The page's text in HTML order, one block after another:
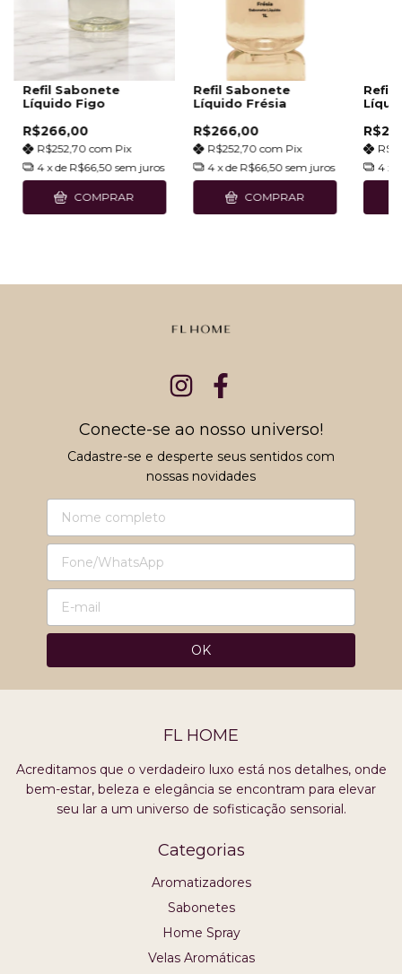
Refil Sabonete
Líquido Figo
R$266,00
R$252,70 com Pix
4 x de R$66,50 sem juros
COMPRAR
Refil Sabonete
Líquido Frésia
R$266,00
R$252,70com Pix
4 x de R$66,50 sem juros
COMPRAR
Refil
4 x
Conecte-se ao nosso universo!
Cadastre-se e desperte seus sentidos com
nossas novidades
FL HOME
Acreditamos que o verdadeiro luxo está nos detalhes, onde
bem-estar, beleza e elegância se encontram para elevar
seu lar a um universo de sofisticação sensorial.
Categorias
Aromatizadores
Sabonetes
Home Spray
Velas Aromáticas